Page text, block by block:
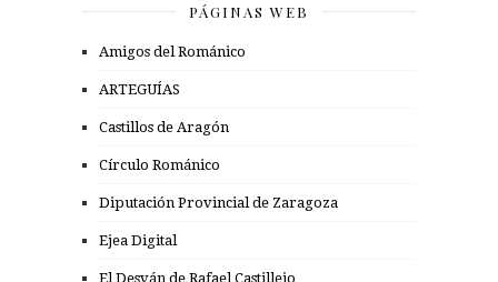
PÁGINAS WEB
Amigos del Románico
ARTEGUÍAS
Castillos de Aragón
Círculo Románico
Diputación Provincial de Zaragoza
Ejea Digital
El Desván de Rafael Castillejo